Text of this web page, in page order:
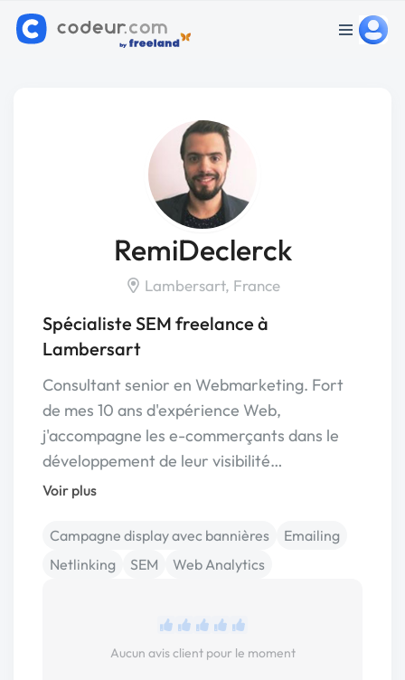
RemiDeclerck
Lambersart, France
Spécialiste SEM freelance à
Lambersart
Consultant senior en Webmarketing. Fort
de mes 10 ans d'expérience Web,
j'accompagne les e-commerçants dans le
développement de leur visibilité…
Voir plus
Campagne display avec bannières
Emailing
Netlinking
SEM Web Analytics
Aucun avis client pour le moment